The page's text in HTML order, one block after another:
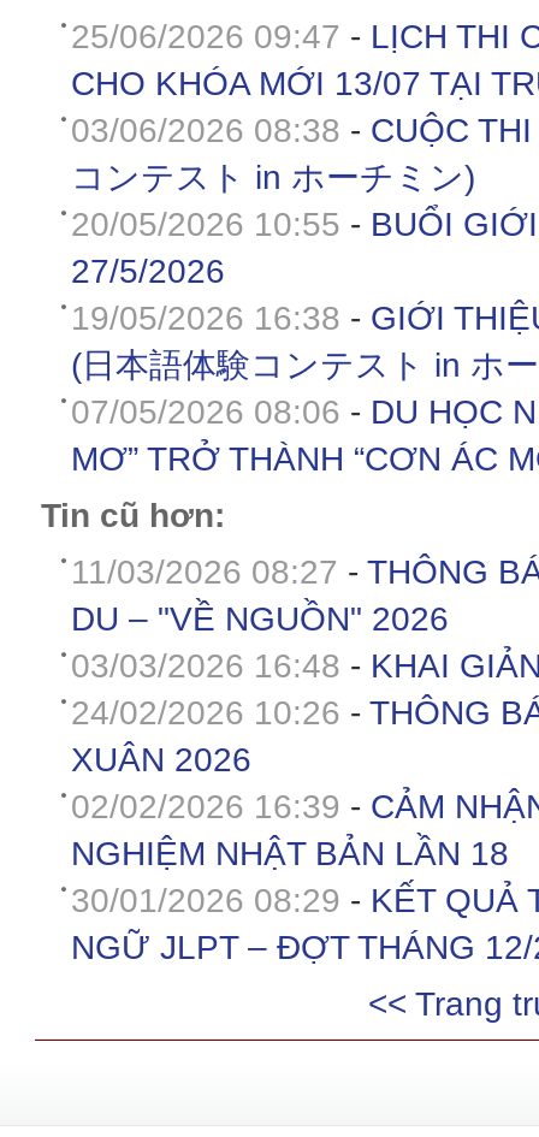
25/06/2026 09:47 - LỊCH THI
CHO KHÓA MỚI 13/07 TẠI
03/06/2026 08:38 - CUỘC
コンテスト in ホーチミン)
20/05/2026 10:55 - BUỔI
27/5/2026
19/05/2026 16:38 - GIỚI
(日本語体験コンテスト in ホ
07/05/2026 08:06 - DU HỌC
MƠ” TRỞ THÀNH “CƠN ÁC
Tin cũ hơn:
11/03/2026 08:27 - THÔNG
DU – "VỀ NGUỒN" 2026
03/03/2026 16:48 - KHAI
24/02/2026 10:26 - THÔNG
XUÂN 2026
02/02/2026 16:39 - CẢM
NGHIỆM NHẬT BẢN LẦN 18
30/01/2026 08:29 - KẾT QUẢ
NGỮ JLPT – ĐỢT THÁNG
<< Trang